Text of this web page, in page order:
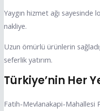
Yaygın hizmet ağı sayesinde
nakliye.
Uzun ömürlü ürünlerin
seferlik yatırım.
Türkiye’nin Her
Fatih-Mevlanakapi-Mahallesi